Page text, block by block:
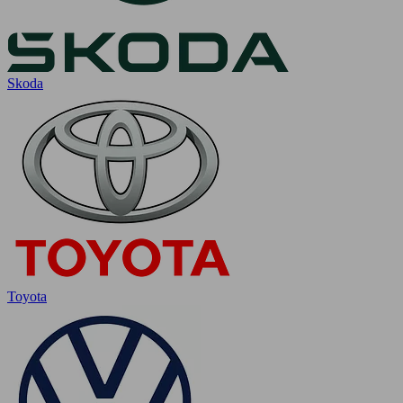
Skoda
Toyota